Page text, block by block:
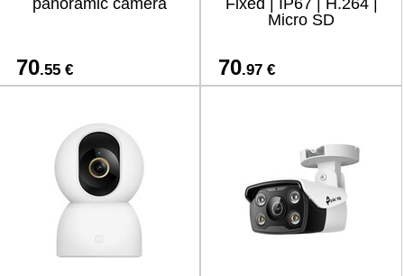
panoramic camera
70.55 €
Fixed | IP67 | H.264 |
Micro SD
70.97 €